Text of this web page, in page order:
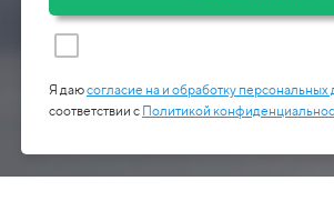
Я даюсогласие на и обработку персональных
соответствии с Политикой